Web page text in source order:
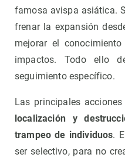
famosa avispa asiática.
frenar la expansión
mejorar el
impactos. Todo ello
seguimiento específico.
Las principales
localización y
trampeo de individuos.
ser selectivo, para no